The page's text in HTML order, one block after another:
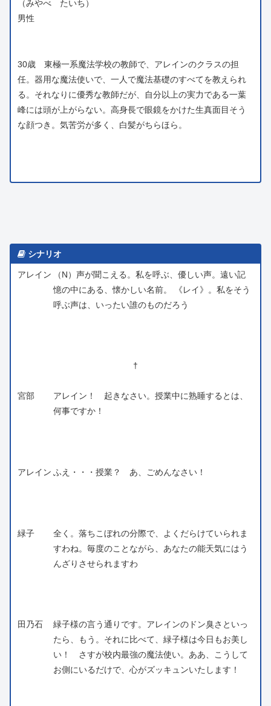
（みやべ たいち）
男性
30歳 東極一系魔法学校の教師で、アレインのクラスの担
任。器用な魔法使いで、一人で魔法基礎のすべてを教えられ
る。それなりに優秀な教師だが、自分以上の実力である一葉
峰には頭が上がらない。高身長で眼鏡をかけた生真面目そう
な顔つき。気苦労が多く、白髪がちらほら。
シナリオ
アレイン
（N）声が聞こえる。私を呼ぶ、優しい声。遠い記
憶の中にある、懐かしい名前。 《レイ》。私をそう
呼ぶ声は、いったい誰のものだろう
†
宮部
アレイン！ 起きなさい。授業中に熟睡するとは、
何事ですか！
アレイン ふえ・・・授業？ あ、ごめんなさい！
緑子
全く。落ちこぼれの分際で、よくだらけていられま
すわね。毎度のことながら、あなたの能天気にはう
んざりさせられますわ
田乃石
緑子様の言う通りです。アレインのドン臭さといっ
たら、もう。それに比べて、緑子様は今日もお美し
い！ さすが校内最強の魔法使い。ああ、こうして
お側にいるだけで、心がズッキュンいたします！